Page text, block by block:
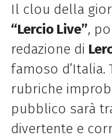
Il clou della
“Lercio Live”,
redazione di
famoso d’Italia.
rubriche
pubblico sarà
divertente e